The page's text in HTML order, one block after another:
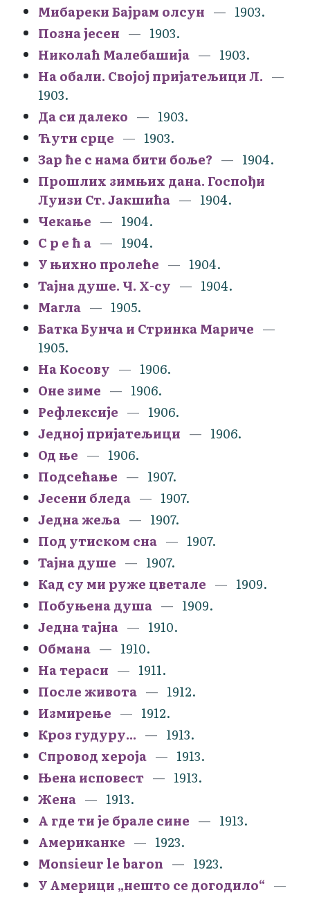
Мибареки Бајрам олсун
1903.
Позна јесен
1903.
Николаћ Малебашија
1903.
На обали. Својој пријатељици Л.
1903.
Да си далеко
1903.
Ћути срце
1903.
Зар ће с нама бити боље?
1904.
Прошлих зимњих дана. Госпођи
Луизи Ст. Јакшића
1904.
Чекање
1904.
С р е ћ а
1904.
У њихно пролеће
1904.
Тајна душе. Ч. Х-су
1904.
Магла
1905.
Батка Бунча и Стринка Мариче
1905.
На Косову
1906.
Оне зиме
1906.
Рефлексије
1906.
Једној пријатељици
1906.
Од ње
1906.
Подсећање
1907.
Јесени бледа
1907.
Једна жеља
1907.
Под утиском сна
1907.
Тајна душе
1907.
Кад су ми руже цветале
1909.
Побуњена душа
1909.
Једна тајна
1910.
Обмана
1910.
На тераси
1911.
После живота
1912.
Измирење
1912.
Кроз гудуру...
1913.
Спровод хероја
1913.
Њена исповест
1913.
Жена
1913.
А где ти је брале сине
1913.
Американке
1923.
Monsieur le baron
1923.
У Америци „нешто се догодило“